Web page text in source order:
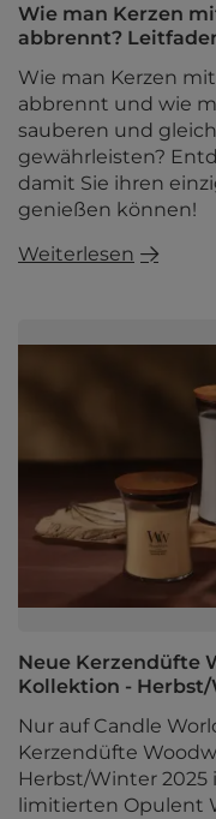
Wie man Kerzen
abbrennt?
Wie man Kerzen
abbrennt und wie
sauberen und
gewährleisten?
damit Sie ihren
genießen können!
Weiterlesen
Neue Kerzendüfte
Kollektion -
Nur auf Candle
Kerzendüfte
Herbst/Winter 2025
limitierten Opulent